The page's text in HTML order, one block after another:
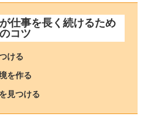
仕事を長く続けるため
のコツ
ける
を作る
見つける